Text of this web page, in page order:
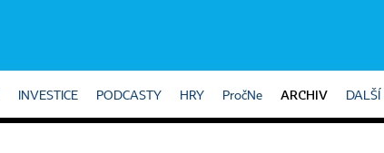
INVESTICE PODCASTY HRY PročNe ARCHIV DALŠÍ